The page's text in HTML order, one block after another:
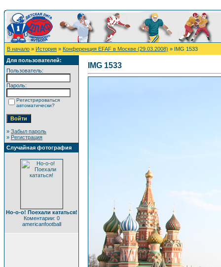
В начало » История » Конференция EFAF в Москве (29.03.2008) » IMG 1533
Для пользователей:
Пользователь:
Пароль:
Регистрироваться
автоматически?
» Забыл пароль
» Регистрация
Случайная фотография
Но-о-о! Поехали кататься!
Коментарии: 0
americanfootball
IMG 1533